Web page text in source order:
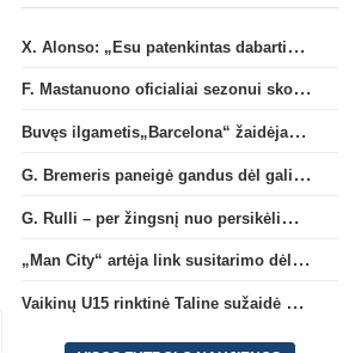
G. Bremeris paneigė gandus
„Juventus“ klubo
X. Alonso: „Esu patenkintas dabartiniais „Chelsea“ ekipos vartininkais“
F. Mastanuono oficialiai sezonui skolinamas „Fiorentina“ ekipai
Buvęs ilgametis„Barcelona“ žaidėjas S. Roberto artėja link persikėlimo į MLS
G. Bremeris paneigė gandus dėl galimo išvykimo iš „Juventus“ klubo
G. Rulli – per žingsnį nuo persikėlimo į „Manchester City“ klubą
„Man City“ artėja link susitarimo dėl marokiečio A. Bouaddi persikėlimo
Vaikinų U15 rinktinė Taline sužaidė pirmąsias kontrolines rungtynes